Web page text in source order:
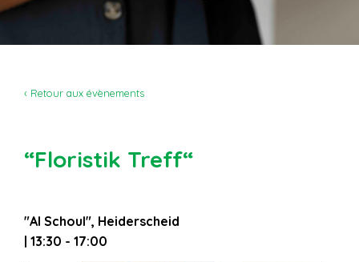
‹ Retour aux évènements
“Floristik Treff“
"Al Schoul", Heiderscheid
| 13:30 - 17:00